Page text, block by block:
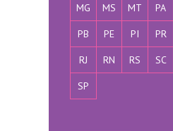
MG MS MT PA
PB PE PI PR
RJ RN RS SC
SP